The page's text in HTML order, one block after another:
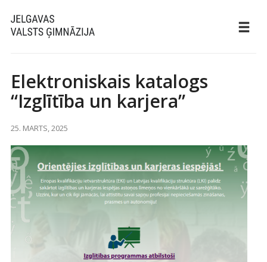
Elektroniskais katalogs
“Izglītība un karjera”
25. MARTS, 2025